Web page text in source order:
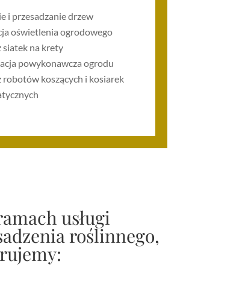
i przesadzanie drzew
oświetlenia ogrodowego
siatek na krety
powykonawcza ogrodu
robotów koszących i kosiarek
usługi
roślinnego,